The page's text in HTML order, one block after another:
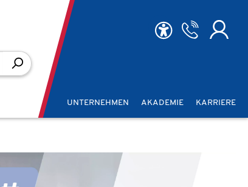
UNTERNEHMEN AKADEMIE KARRIERE